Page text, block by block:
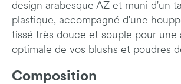
design arabesque AZ et muni d'un
plastique, accompagné d'une
tissé très douce et souple pour une
optimale de vos blushs et poudres
Composition